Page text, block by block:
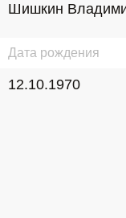
Шишкин
Дата рождения
12.10.1970